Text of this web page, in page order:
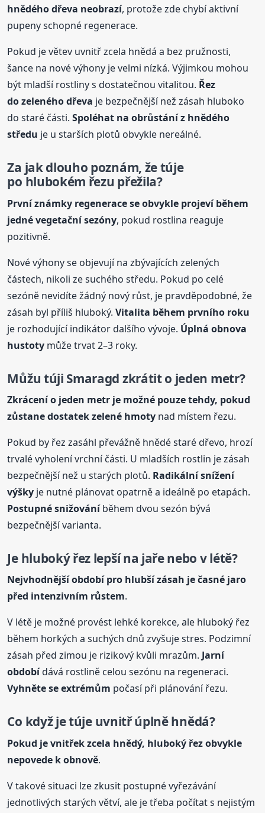
hnědého dřeva neobrazí, protože zde chybí aktivní
pupeny schopné regenerace.
Pokud je větev uvnitř zcela hnědá a bez pružnosti,
šance na nové výhony je velmi nízká. Výjimkou mohou
být mladší rostliny s dostatečnou vitalitou. Řez
do zeleného dřeva je bezpečnější než zásah hluboko
do staré části.Spoléhat na obrůstání z hnědého
středu je u starších plotů obvykle nereálné.
Za jak dlouho poznám, žetúje
po hlubokém řezu přežila?
První známky regenerace se obvykle projeví během
jedné vegetační sezóny, pokud rostlina reaguje
pozitivně.
Nové výhony se objevují na zbývajících zelených
částech, nikoli ze suchého středu. Pokud po celé
sezóně nevidíte žádný nový růst, je pravděpodobné, že
zásah byl příliš hluboký.Vitalita během prvního roku
je rozhodující indikátor dalšího vývoje. Úplná obnova
hustoty může trvat 2–3 roky.
Můžu túji Smaragd zkrátit o jeden metr?
Zkrácení o jeden metr je možné pouze tehdy, pokud
zůstane dostatek zelené hmoty nad místem řezu.
Pokud by řez zasáhl převážně hnědé staré dřevo, hrozí
trvalé vyholení vrchní části. U mladších rostlin je zásah
bezpečnější než u starých plotů. Radikální snížení
výšky je nutné plánovat opatrně a ideálně po etapách.
Postupné snižováníběhem dvou sezón bývá
bezpečnější varianta.
Je hluboký řez lepší na jaře nebo v létě?
Nejvhodnější období pro hlubší zásah je časné jaro
před intenzivním růstem.
V létě je možné provést lehké korekce, ale hluboký řez
během horkých a suchých dnů zvyšuje stres. Podzimní
zásah před zimou je rizikový kvůli mrazům. Jarní
obdobídává rostlině celou sezónu na regeneraci.
Vyhněte se extrémům počasí při plánování řezu.
Co když jetújeuvnitř úplně hnědá?
Pokud je vnitřek zcela hnědý, hluboký řez obvykle
nepovede k obnově.
V takové situaci lze zkusit postupné vyřezávání
jednotlivých starých větví, ale je třeba počítat s nejistým